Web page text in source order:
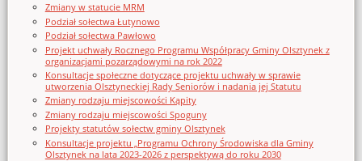
Zmiany w statucie MRM
Podział sołectwa Łutynowo
Podział sołectwa Pawłowo
Projekt uchwały Rocznego Programu Współpracy Gminy Olsztynek z
organizacjami pozarządowymi na rok 2022
Konsultacje społeczne dotyczące projektu uchwały w sprawie
utworzenia Olsztyneckiej Rady Seniorów i nadania jej Statutu
Zmiany rodzaju miejscowości Kąpity
Zmiany rodzaju miejscowości Spoguny
Projekty statutów sołectw gminy Olsztynek
Konsultacje projektu „Programu Ochrony Środowiska dla Gminy
Olsztynek na lata 2023-2026 z perspektywą do roku 2030